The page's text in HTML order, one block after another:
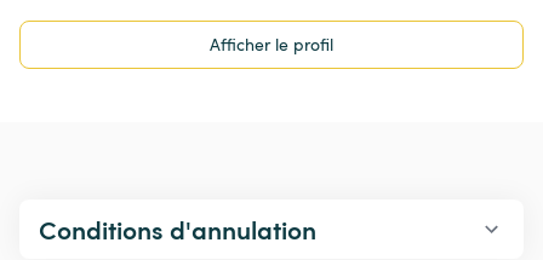
Afficher le profil
Conditions d'annulation